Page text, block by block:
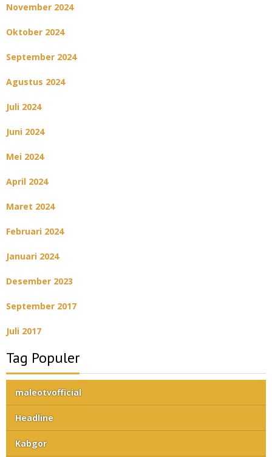
November 2024
Oktober 2024
September 2024
Agustus 2024
Juli 2024
Juni 2024
Mei 2024
April 2024
Maret 2024
Februari 2024
Januari 2024
Desember 2023
September 2017
Juli 2017
Tag Populer
maleotvofficial
Headline
Kabgor